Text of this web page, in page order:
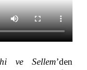
ve Sellem’den